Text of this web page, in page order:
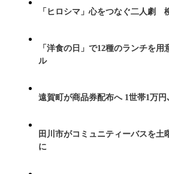
「ヒロシマ」心をつなぐ二人劇
「洋食の日」で12種のランチを
ル
遠賀町が商品券配布へ 1世帯1万円
田川市がコミュニティーバスを
に